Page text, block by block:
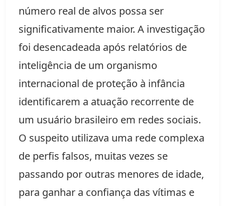
número real de alvos possa ser
significativamente maior. A investigação
foi desencadeada após relatórios de
inteligência de um organismo
internacional de proteção à infância
identificarem a atuação recorrente de
um usuário brasileiro em redes sociais.
O suspeito utilizava uma rede complexa
de perfis falsos, muitas vezes se
passando por outras menores de idade,
para ganhar a confiança das vítimas e